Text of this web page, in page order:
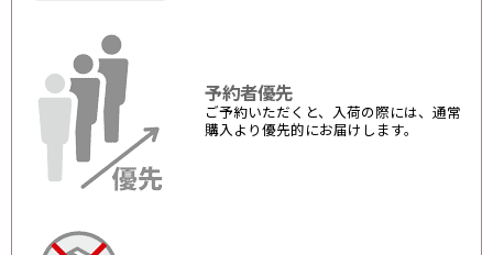
予約者優先
ご予約いただくと、入荷の際には、通常
購入より優先的にお届けします。